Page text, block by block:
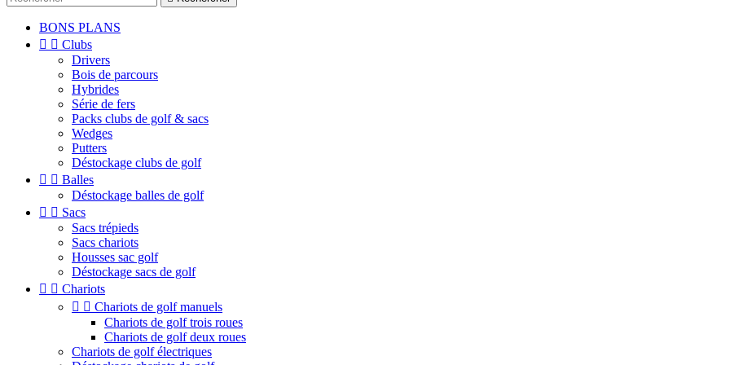
BONS PLANS
  Clubs
Drivers
Bois de parcours
Hybrides
Série de fers
Packs clubs de golf & sacs
Wedges
Putters
Déstockage clubs de golf
  Balles
Déstockage balles de golf
  Sacs
Sacs trépieds
Sacs chariots
Housses sac golf
Déstockage sacs de golf
  Chariots
  Chariots de golf manuels
Chariots de golf trois roues
Chariots de golf deux roues
Chariots de golf électriques